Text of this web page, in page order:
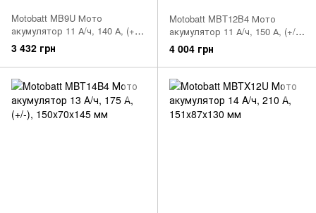
Motobatt MB9U Мото
акумулятор 11 А/ч, 140 А, (+/-)
(-/+), 136x76x133 мм
3 432 грн
Motobatt MBT12B4 Мото
акумулятор 11 А/ч, 150 А, (+/-),
150x70 x130 мм
4 004 грн